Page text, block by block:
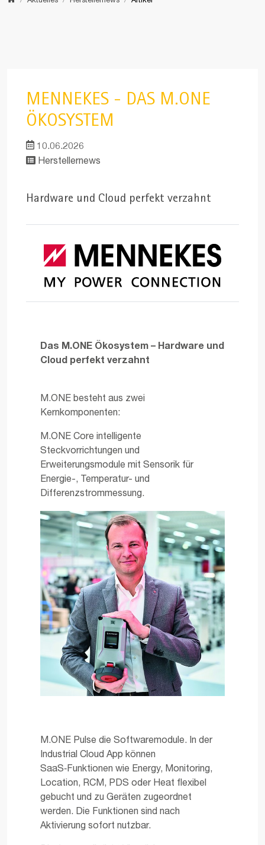
MENNEKES - DAS M.ONE
ÖKOSYSTEM
10.06.2026
Herstellernews
Hardware und Cloud perfekt verzahnt
Das M.ONE Ökosystem – Hardware und
Cloud perfekt verzahnt
M.ONE besteht aus zwei
Kernkomponenten:
M.ONE Core intelligente
Steckvorrichtungen und
Erweiterungsmodule mit Sensorik für
Energie-, Temperatur- und
Differenzstrommessung.
M.ONE Pulse die Softwaremodule. In der
Industrial Cloud App können
SaaS‑Funktionen wie Energy, Monitoring,
Location, RCM, PDS oder Heat flexibel
gebucht und zu Geräten zugeordnet
werden. Die Funktionen sind nach
Aktivierung sofort nutzbar.